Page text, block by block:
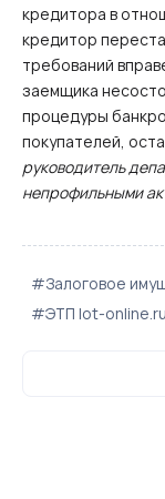
кредитора в
кредитор
требований
заемщика
процедуры
покупателей,
руководитель
непрофильными
#Залоговое
#ЭТП lot-online.ru